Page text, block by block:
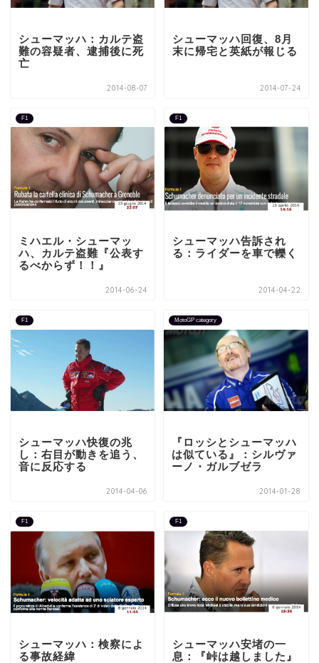
シューマッハ：カルテ盗
難の容疑者、逮捕後に死
亡
2014-08-07
シューマッハ回復、8月
末に帰宅と英紙が報じる
2014-07-24
F1
ミハエル・シューマッ
ハ、カルテ盗難『公表す
るべからず！！』
2014-06-24
F1
シューマッハ告訴され
る：ライダーを車で轢く
2014-04-22
F1
シューマッハ快復の兆
し：右目が動きを追う、
音に反応する
2014-04-06
MotoGP category
『ロッシとシューマッハ
は似ている』：シルヴァ
ーノ・ガルブゼラ
2014-01-28
F1
シューマッハ：検察によ
る事故経緯
F1
シューマッハ安堵の一
息：『峠は越しました』